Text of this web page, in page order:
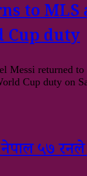
to MLS
Cup duty
Messi returned to
Cup duty on
५७ रनले